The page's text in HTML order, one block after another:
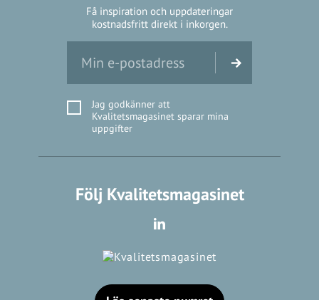
Få inspiration och uppdateringar
kostnadsfritt direkt i inkorgen.
Jag godkänner att
Kvalitetsmagasinet sparar mina
uppgifter
Följ Kvalitetsmagasinet